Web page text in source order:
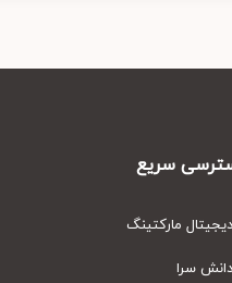
سریع
مارکتینگ
سرا